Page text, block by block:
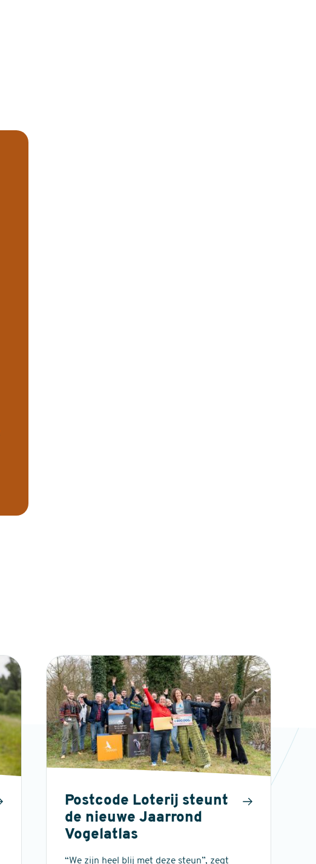
Postcode Loterij steunt
de nieuwe Jaarrond
Vogelatlas
“We zijn heel blij met deze steun”, zegt